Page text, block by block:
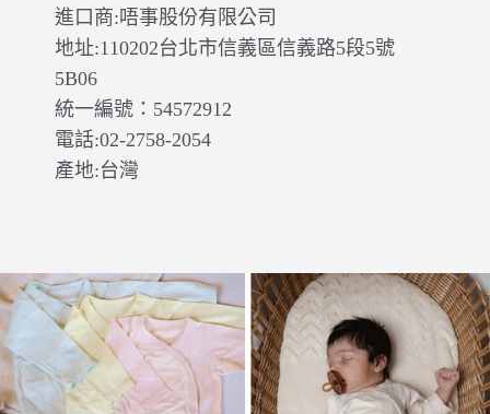
進口商:唔事股份有限公司
地址:110202台北市信義區信義路5段5號
5B06
統一編號：54572912
電話:02-2758-2054
產地:台灣